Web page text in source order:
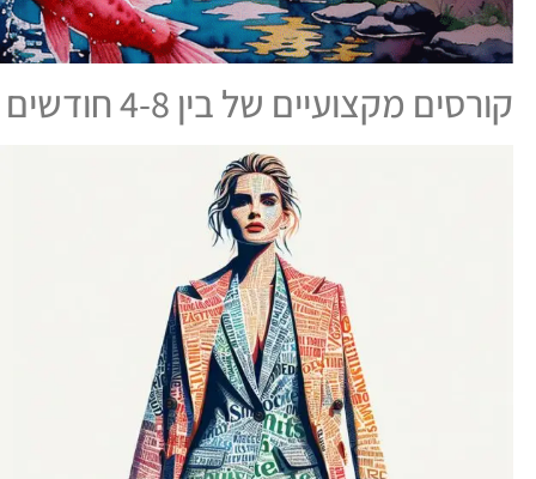
קורסים מקצועיים של בין 4-8 חודשים